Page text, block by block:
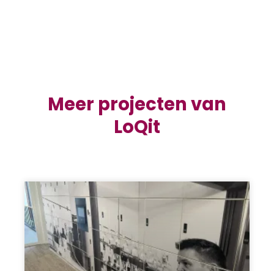
Meer projecten van
LoQit